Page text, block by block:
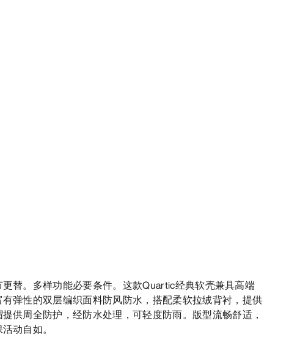
替。多样功能必要条件。这款Quartic经典软壳兼具高端
弹性的双层编织面料防风防水，搭配柔软拉绒背衬，提供
供周全防护，经防水处理，可轻度防雨。版型流畅舒适，
动自如。